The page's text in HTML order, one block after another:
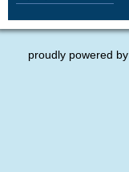
proudly powered by